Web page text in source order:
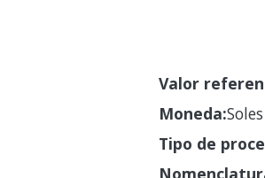
Valor
Moneda:Soles
Tipo de